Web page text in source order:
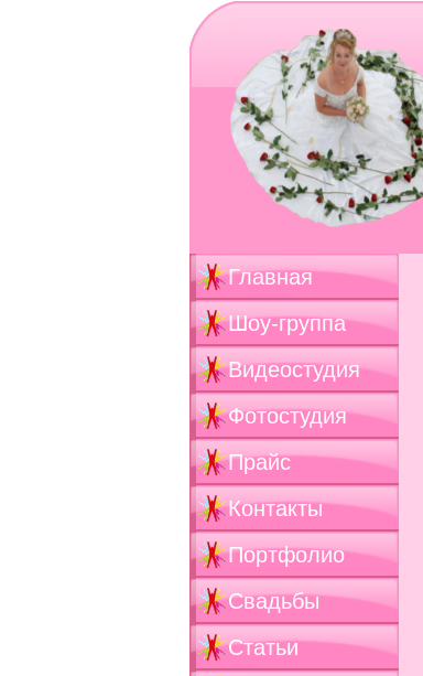
Главная
Шоу-группа
Видеостудия
Фотостудия
Прайс
Контакты
Портфолио
Свадьбы
Статьи